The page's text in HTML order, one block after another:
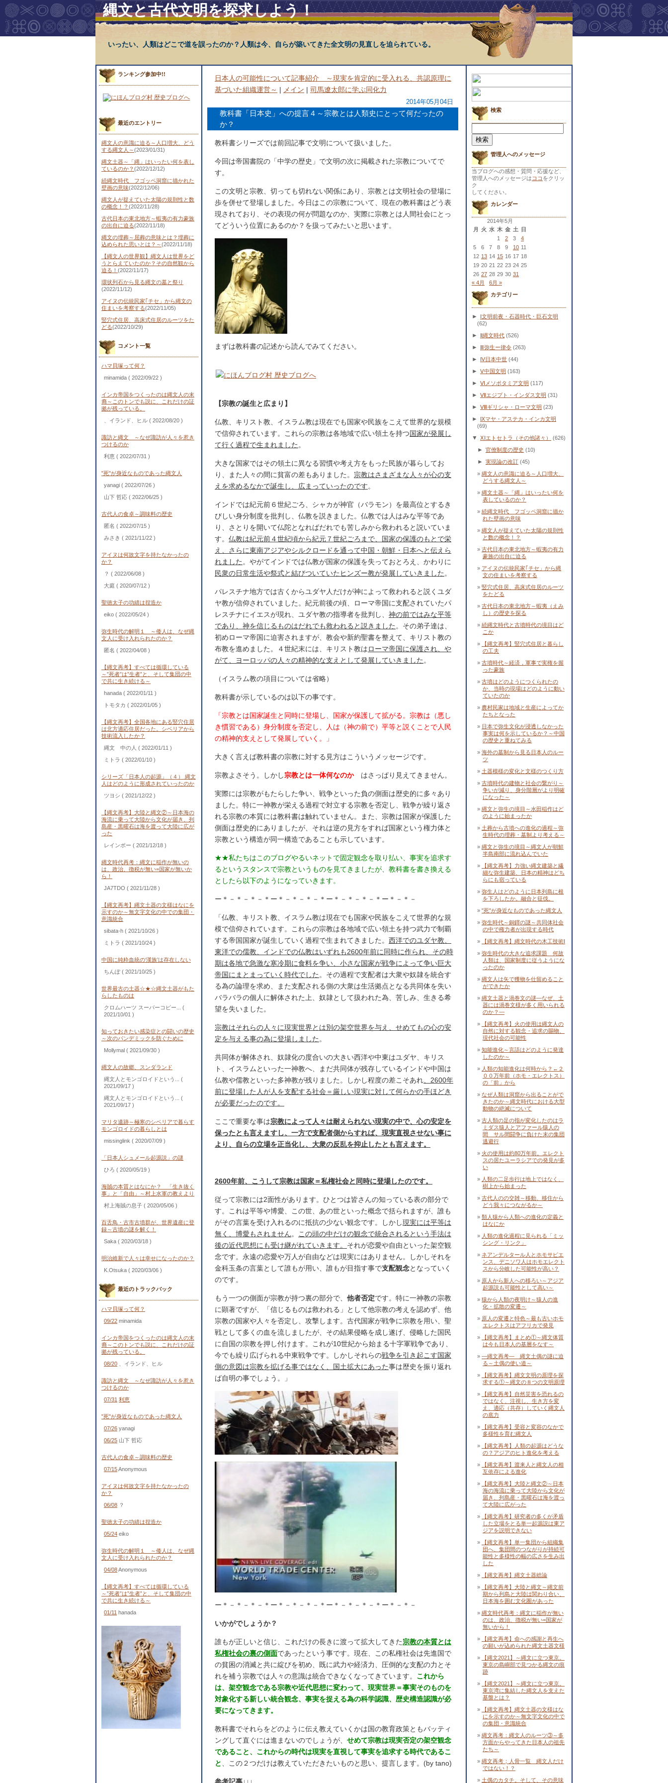
縄文と古代文明を探求しよう！
いったい、人類はどこで道を誤ったのか？人類は今、自らが築いてきた全文明の見直しを迫られている。
ランキング参加中!!
最近のエントリー
縄文人の意識に迫る～人口増大、どう
する縄文人～(2023/01/31)
縄文土器～「縄」はいったい何を表し
ているのか？ (2022/12/12)
続縄文時代 フゴッペ洞窟に描かれた
壁画の意味(2022/12/06)
縄文人が捉えていた太陽の規則性と数
の概念！？ (2022/11/28)
古代日本の東北地方～蝦夷の有力豪族
の出自に迫る(2022/11/18)
縄文の埋葬～屈葬の意味とは？埋葬に
込められた思いとは？～(2022/11/18)
【縄文人の世界観】縄文人は世界をど
うとらえていたのか？その自然観から
迫る！ (2022/11/17)
環状列石から見る縄文の墓と祭り
(2022/11/12)
アイヌの伝統民家｢チセ」から縄文の
住まいを考察する(2022/11/05)
竪穴式住居、高床式住居のルーツをた
どる(2022/10/29)
コメント一覧
ハマ貝塚って何？
minamida ( 2022/09/22 )
インカ帝国をつくったのは縄文人の末
裔～このトンでも説に、これだけの証
拠が残っている。
、イランド、ヒル ( 2022/08/20 )
諏訪と縄文 ～なぜ諏訪が人々を惹き
つけるのか
利恵 ( 2022/07/31 )
"死"が身近なものであった縄文人
yanagi ( 2022/07/26 )
山下 哲応 ( 2022/06/25 )
古代人の食卓～調味料の歴史
匿名 ( 2022/07/15 )
みさき ( 2021/11/22 )
アイヌは何故文字を持たなかったの
か？
？ ( 2022/06/08 )
大庭 ( 2020/07/12 )
聖徳太子の功績は捏造か
eiko ( 2022/05/24 )
弥生時代の解明１ ～倭人は、なぜ縄
文人に受け入れられたのか？
匿名 ( 2022/04/08 )
【縄文再考】すべては循環している
～”死者”は”生者”と、そして集団の中
で共に生き続ける～
hanada ( 2022/01/11 )
トモタカ ( 2022/01/05 )
【縄文再考】全国各地にある竪穴住居
は北方適応住居だった。シベリアから
技術流入したか？
縄文 中の人 ( 2022/01/11 )
ミトラ ( 2022/01/10 )
シリーズ「日本人の起源」（４） 縄文
人はどのように形成されていったのか
ツヨシ ( 2021/12/22 )
【縄文再考】大陸と縄文②～日本海の
海流に乗って大陸から文化が届き、列
島産・黒曜石は海を渡って大陸に広が
った
レインボー ( 2021/12/18 )
縄文時代再考：縄文に稲作が無いの
は、政治、徴税が無い=国家が無いか
ら！
JA7TDO ( 2021/11/28 )
【縄文再考】縄文土器の文様はなにを
示すのか～無文字文化の中での集団・
意識統合
sibata-h ( 2021/10/26 )
ミトラ ( 2021/10/24 )
中国に純粋血統の‘漢族’は存在しない
ちんぽ( 2021/10/25 )
世界最古の土器☆★☆縄文土器がもた
らしたものは
クロムハーツ スーパーコピー... (
2021/10/01 )
知っておきたい感染症との闘いの歴史
～次のパンデミックを防ぐために
Mollymal ( 2021/09/30 )
縄文人の故郷、スンダランド
縄文人とモンゴロイドという... (
2021/09/17 )
縄文人とモンゴロイドという... (
2021/09/17 )
マリタ遺跡～極寒のシベリアで暮らす
モンゴロイドの暮らしとは
missinglink ( 2020/07/09 )
「日本人シュメール起源説」の謎
ひろ ( 2020/05/19 )
海賊の本質とはなにか？ 「生き抜く
事」と「自由」～村上水軍の教えより
村上海賊の息子 ( 2020/05/06 )
百舌鳥・古市古墳群が、世界遺産に登
録～古墳の謎を解く！
Saka ( 2020/03/18 )
明治維新で人々は幸せになったのか？
K.Otsuka ( 2020/03/06 )
最近のトラックバック
ハマ貝塚って何？
09/22 minamida
インカ帝国をつくったのは縄文人の末
裔～このトンでも説に、これだけの証
拠が残っている。
08/20
、イランド、ヒル
諏訪と縄文 ～なぜ諏訪が人々を惹き
つけるのか
07/31 利恵
"死"が身近なものであった縄文人
07/26 yanagi
06/25 山下 哲応
古代人の食卓～調味料の歴史
07/15Anonymous
アイヌは何故文字を持たなかったの
か？
06/08 ？
聖徳太子の功績は捏造か
05/24 eiko
弥生時代の解明１ ～倭人は、なぜ縄
文人に受け入れられたのか？
04/08Anonymous
【縄文再考】すべては循環している
～”死者”は”生者”と、そして集団の中
で共に生き続ける～
01/11 hanada
日本人の可能性について記事紹介 ～現実を肯定的に受入れる、共認原理に
基づいた組織運営～ | メイン | 司馬遼太郎に学ぶ同化力
2014年05月04日
教科書「日本史」への提言４～宗教とは人類史にとって何だったの
か？
教科書シリーズでは前回記事で文明について扱いました。
今回は帝国書院の「中学の歴史」で文明の次に掲載された宗教についてで
す。
この文明と宗教、切っても切れない関係にあり、宗教とは文明社会の登場に
歩を併せて登場しました。今日はこの宗教について、現在の教科書はどう表
現されており、その表現の何が問題なのか、実際に宗教とは人間社会にとっ
てどういう位置にあるのか？を扱ってみたいと思います。
まずは教科書の記述から読んでみてください。
【宗教の誕生と広まり】
仏教、キリスト教、イスラム教は現在でも国家や民族をこえて世界的な規模
で信仰されています。これらの宗教は各地域で広い領土を持つ国家が発展し
て行く過程で生まれました 。
大きな国家ではその領土に異なる習慣や考え方をもった民族が暮らしてお
り、また人々の間に貧富の差もありました。 宗教はさまざまな人々が心の支
えを求めるなかで誕生し、広まっていったのです。
インドでは紀元前６世紀ごろ、シャカが神官（バラモン）を最高位とするき
びしい身分制度を批判し、仏教を説きました。仏教では人はみな平等であ
り、さとりを開いて仏陀となればだれでも苦しみから救われると説いていま
す。 仏教は紀元前４世紀頃から紀元７世紀ごろまで、国家の保護のもとで栄
え、さらに東南アジアやシルクロードを通って中国・朝鮮・日本へと伝えら
れました 。やがてインドでは仏教が国家の保護を失っておとろえ、かわりに
民衆の日常生活や祭式と結びついていたヒンズー教が発展していきました 。
パレスチナ地方では古くからユダヤ人だけが神によって救われると説くユダ
ヤ教が信仰されていました。紀元前後の頃、ローマ帝国に支配されていたパ
レスチナにイエスが現れ、ユダヤ教の指導者を批判し、 神の前ではみな平等
であり、神を信じるものはだれでも救われると説きました 。その弟子達は、
初めローマ帝国に迫害されますが、教会や新約聖書を整えて、キリスト教の
布教を進めました。４世紀末には、キリスト教はローマ帝国に保護され、や
がて、ヨーロッパの人々の精神的な支えとして発展していきました 。
（イスラム教の項目については省略）
教科書が示しているのは以下の事です。
「宗教とは国家誕生と同時に登場し、国家が保護して拡がる。 宗教は（悪し
き慣習である）身分制度を否定し、人は（神の前で）平等と説くことで人民
の精神的支えとして発展していく。」
大きく言えば教科書の宗教に対する見方はこういうメッセージです。
宗教よさそう。しかし宗教とは一体何なのか はさっぱり見えてきません。
実際には宗教がもたらした争い、戦争といった負の側面は歴史的に多々あり
ました。特に一神教が栄える過程で対立する宗教を否定し、戦争が繰り返さ
れる宗教の本質には教科書は触れていません。また、宗教は国家が保護した
側面は歴史的にありましたが、それは逆の見方をすれば国家という権力体と
宗教という構造が同一構造であることも示しています。
★★私たちはこのブログやるいネットで固定観念を取り払い、事実を追求す
るというスタンスで宗教というものを見てきましたが、教科書を書き換える
としたら以下のようになっていきます。
ー＊－＊－＊－＊ー＊－＊－＊－＊ー＊－＊－＊－＊ー＊－＊－
「仏教、キリスト教、イスラム教は現在でも国家や民族をこえて世界的な規
模で信仰されています。これらの宗教は各地域で広い領土を持つ武力で制覇
する帝国国家が誕生していく過程で生まれてきました。 西洋でのユダヤ教、
東洋での儒教、インドでの仏教はいずれも2600年前に同時に作られ、その時
期は各地で急激な寒冷期に食料を争い、小さな国家が戦争によって争い巨大
帝国にまとまっていく時代でした 。その過程で支配者は大衆や奴隷を統合す
る為の論理を求め、また支配される側の大衆は生活拠点となる共同体を失い
バラバラの個人に解体された上、奴隷として扱われた為、苦しみ、生きる希
望を失いました。
宗教はそれらの人々に現実世界とは別の架空世界を与え、せめてもの心の安
定を与える事の為に登場しました 。
共同体が解体され、奴隷化の度合いの大きい西洋や中東はユダヤ、キリス
ト、イスラムといった一神教へ、まだ共同体が残存しているインドや中国は
仏教や儒教といった多神教が残りました。しかし程度の差こそあれ 、2600年
前に登場した人が人を支配する社会＝厳しい現実に対して何らかの手ほどき
が必要だったのです。
ここで重要な事は宗教によって人々は耐えられない現実の中で、心の安定を
保ったとも言えますし、一方で支配者側からすれば、現実直視させない事に
より、自らの立場を正当化し、大衆の反乱を抑止したとも言えます。
2600年前、こうして宗教は国家＝私権社会と同時に登場したのです。
従って宗教には2面性があります。ひとつは皆さんの知っている表の部分で
す。これは平等や博愛、この世、あの世といった概念で括られますが、誰も
がその言葉を受け入れるのに抵抗の少ない観念です。しかし現実には平等は
無く、博愛もされません。
この頭の中だけの観念で統合されるという手法は
後の近代思想にも受け継がれていきます。 それが恋愛や自由といった架空観
念です。永遠の恋愛や万人が自由などは現実にはありません。しかしそれを
金科玉条の言葉として誰もが用い、誰もが目指す事で支配観念となっていく
のです。
もう一つの側面が宗教が持つ裏の部分で、 他者否定です。特に一神教の宗教
に顕著ですが、「信じるものは救われる」として他宗教の考えを認めず、他
宗教の国家や人々を否定し、攻撃します。古代国家が戦争に宗教を用い、聖
戦として多くの血を流しましたが、その結果侵略を成し遂げ、侵略した国民
に自国の宗教を押し付けます。これが10世紀から始まる十字軍戦争であり、
今でも繰り広げられる中東戦争です。しかしそれらの戦争を引き起こす国家
側の意図は宗教を拡げる事ではなく、国土拡大にあった事は歴史を振り返れ
ば自明の事でしょう。」
ー＊－＊－＊－＊ー＊－＊－＊－＊ー＊－＊－＊－＊ー＊－＊－
いかがでしょうか？
誰もが正しいと信じ、これだけの長きに渡って拡大してきた宗教の本質とは
私権社会の裏の側面であったという事です。現在、この私権社会は先進国で
の貧困の消滅と共に綻びを初め、既に武力や経済力、圧倒的な支配の力とそ
れを補う宗教では人々の意識は統合できなくなってきています。 これから
は、架空観念である宗教や近代思想に変わって、現実世界＝事実そのものを
対象化する新しい統合観念、事実を捉える為の科学認識、歴史構造認識が必
要になってきます。
教科書でそれらをどのように伝え教えていくかは国の教育政策ともバッティ
ングして直ぐには進まないのでしょうが、 せめて宗教は現実否定の架空観念
であること、これからの時代は現実を直視して事実を追求する時代であるこ
と
、この２つだけは教えていただきたいものと思い、提言します。(by tano)
検索
索:
管理人へのメッセージ
当ブログへの感想・質問・応援など、
管理人へのメッセージは ココ をクリッ
ク
してください。
カレンダー
2014年5月
月
火 水 木 金 土
日
1
2 3
4
5
6 7 8 9 10 11
12 13 14 15 16 17 18
19 20 21 22 23 24 25
26 27 28 29 30 31
« 4月
6月 »
カテゴリー
►
Ⅰ文明前夜・石器時代・巨石文明
(62)
► Ⅱ縄文時代 (526)
► Ⅲ弥生ー律令 (263)
► Ⅳ日本中世 (44)
► Ⅴ中国文明 (163)
► Ⅵメソポタミア文明 (117)
► Ⅶエジプト・インダス文明 (31)
► Ⅷギリシャ・ローマ文明 (23)
►
Ⅸマヤ・アステカ・インカ文明
(69)
▼ ⅩⅠエトセトラ（その他諸々） (626)
► 官僚制度の歴史 (10)
► 実現論の改訂 (45)
縄文人の意識に迫る～人口増大、
どうする縄文人～
縄文土器～「縄」はいったい何を
表しているのか？
続縄文時代 フゴッペ洞窟に描か
れた壁画の意味
縄文人が捉えていた太陽の規則性
と数の概念！？
古代日本の東北地方～蝦夷の有力
豪族の出自に迫る
アイヌの伝統民家｢チセ」から縄
文の住まいを考察する
竪穴式住居、高床式住居のルーツ
をたどる
古代日本の東北地方～蝦夷（えみ
し）の歴史を探る
続縄文時代と古墳時代の境目はど
こか
【縄文再考】竪穴式住居と暮らし
の工夫
古墳時代～経済，軍事で実権を握
った豪族
古墳はどのようにつくられたの
か、当時の現場はどのように動い
ていたのか
農村民家は地域と生産によってか
たちとなった
日本で弥生文化が浸透しなかった
事実は何を示しているか？～中国
の歴史と重ねてみる
海外の墓制から見る日本人のルー
ツ
土器模様の変化と文様のつくり方
古墳時代の建物と社会の繋がり～
争いが減り、身分階層がより明確
になった～
縄文と弥生の境目～水田稲作はど
のように始まったか
土葬から古墳への進化の過程～弥
生時代の埋葬・墓制より考える～
縄文と弥生の境目～縄文人が朝鮮
半島南部に流れ込んでいた
【縄文再考】力強い縄文建築と繊
細な弥生建築、日本の精神はどち
らにも宿っている
弥生人はどのように日本列島に根
を下ろしたか。融合と征伐。
"死"が身近なものであった縄文人
弥生時代～銅鐸の謎～共同体社会
の中で権力者が出現する時代
【縄文再考】縄文時代の木工技術Ⅰ
弥生時代の大きな追求課題 何故
人類は、国家制度に従うようにな
ったのか
縄文人は矢で獲物を仕留めること
ができたか
縄文土器と渦巻文の謎―なぜ、土
器には渦巻文様が多く用いられる
のか？―
【縄文再考】火の使用は縄文人の
自然に対する観念・追求の賜物、
現代社会の可能性
知能進化～言語はどのように発達
したのか～
人類の知能進化は何時から？←２
００万年前（ホモ・エレクトス）
の「前」から
なぜ人類は洞窟から出ることがで
きたのか～縄文時代における大型
動物の絶滅について
古人類の足の指が変化したのはラ
ミダス猿人とアファール猿人の
間 サル間闘争に負けた末の集団
逃避行
火の使用は約80万年前。エレクト
スの居たユーラシアでの発見が多
い
人類の二足歩行は地上ではなく、
樹上から始まった
古代人のの交雑～移動、移住から
どう我々につながるか～
類人猿から人類への進化の定義と
はなにか
人類の進化過程に見られる「ミッ
シング・リンク」
ネアンデルタール人とホモサピエ
ンス、デニソワ人はホモエレクト
スから分岐した可能性が高い？
原人から新人への移ろい～アジア
起源説も可能性として高い～
猿から人類の夜明け～猿人の進
化・拡散の変遷～
原人の変遷と特色～最も古いホモ
エレクトスはアフリカで発見
【縄文再考】まとめ①～縄文体質
は今も日本人の基層をなす～
―縄文再考― 縄文土偶の謎に迫
る～土偶の使い道～
【縄文再考】縄文文明の原理を探
求する①～縄文の８つの文明原理
【縄文再考】自然災害を恐れるの
ではなく、注視し、生き方を変
え、適応（共存）していく縄文人
の底力
【縄文再考】受容と変容のなかで
多様性を育む縄文人
【縄文再考】人類の起源はどうな
の？アジアのヒト進化を考える
【縄文再考】渡来人と縄文人の相
互依存による進化
【縄文再考】大陸と縄文②～日本
海の海流に乗って大陸から文化が
届き、列島産・黒曜石は海を渡っ
て大陸に広がった
【縄文再考】研究者の多くが矛盾
した立場をとる単一起源説は東ア
ジアを説明できない
【縄文再考】単一集団から組織集
団へ、集団間のつながりが持続可
能性と多様性の幅の広さを生み出
した
【縄文再考】縄文土器総論
【縄文再考】大陸と縄文～縄文前
期から列島と大陸は関わり合い、
日本海を囲む文化圏があった
縄文時代再考：縄文に稲作が無い
のは、政治、徴税が無い=国家が
無いから！
【縄文再考】命への感謝と再生へ
の願いが込められた縄文土器文様
【縄文2021】～縄文に立つ東京。
東京の島嶼部で見つかる縄文の痕
跡
【縄文2021】～縄文に立つ東京。
東京湾に集結した縄文人を支えた
基盤とは？
【縄文再考】縄文土器の文様はな
にを示すのか～無文字文化の中で
の集団・意識統合
縄文再考：縄文人のルーツ③～多
方面からやってきた日本人の祖先
たち～
縄文再考；人骨一覧 縄文人だけ
ではない！？
土偶のカタチ。そして、その意味